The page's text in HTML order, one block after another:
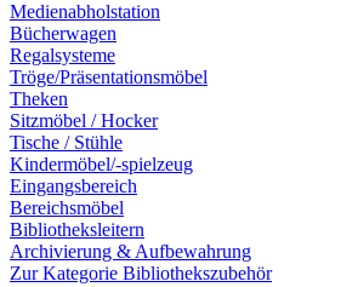
Medienabholstation
Bücherwagen
Regalsysteme
Tröge/Präsentationsmöbel
Theken
Sitzmöbel / Hocker
Tische / Stühle
Kindermöbel/-spielzeug
Eingangsbereich
Bereichsmöbel
Bibliotheksleitern
Archivierung & Aufbewahrung
Zur Kategorie Bibliothekszubehör